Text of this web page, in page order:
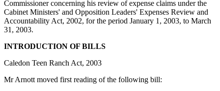
Commissioner concerning his review of expense claims under the
Cabinet Ministers' and Opposition Leaders' Expenses Review and
Accountability Act, 2002, for the period January 1, 2003, to March
31, 2003.
INTRODUCTION OF BILLS
Caledon Teen Ranch Act, 2003
Mr Arnott moved first reading of the following bill: